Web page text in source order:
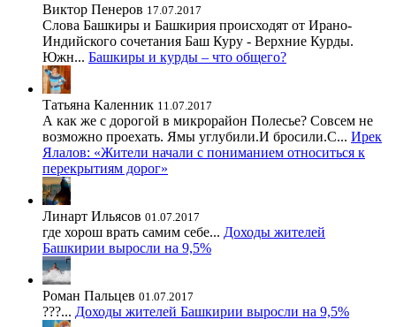
Виктор Пенеров 17.07.2017
Слова Башкиры и Башкирия происходят от Ирано-
Индийского сочетания Баш Куру - Верхние Курды.
Южн... Башкиры и курды – что общего?
Татьяна Каленник 11.07.2017
А как же с дорогой в микрорайон Полесье? Совсем не
возможно проехать. Ямы углубили.И бросили.С... Ирек
Ялалов: «Жители начали с пониманием относиться к
перекрытиям дорог»
Линарт Ильясов 01.07.2017
где хорош врать самим себе... Доходы жителей
Башкирии выросли на 9,5%
Роман Пальцев 01.07.2017
???... Доходы жителей Башкирии выросли на 9,5%